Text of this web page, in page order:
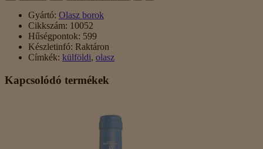
Gyártó: Olasz borok
Cikkszám: 10052
Hűségpontok: 599
Készletinfó: Raktáron
Címkék: külföldi, olasz
Kapcsolódó termékek